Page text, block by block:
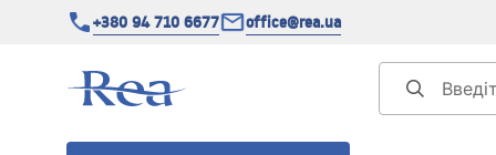
+380 94 710 6677 office@rea.ua